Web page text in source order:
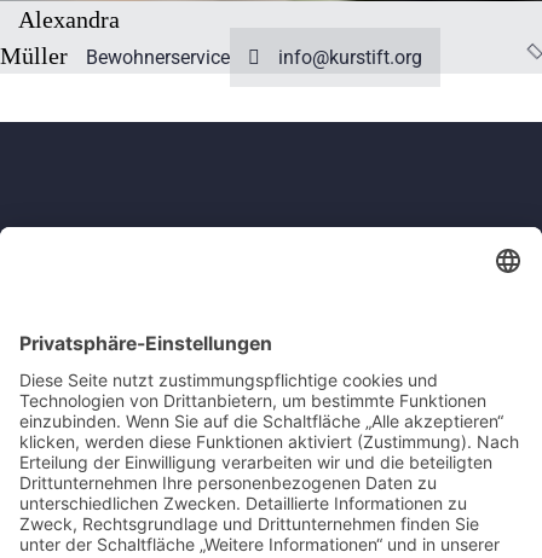
Alexandra
Müller
Bewohnerservice info@kurstift.org
Tel.: 09741 84-0
Fax.: 09741 84-237
info@kurstift.org
www.kurstift.org